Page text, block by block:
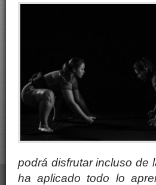
podrá disfrutar incluso de
ha aplicado todo lo